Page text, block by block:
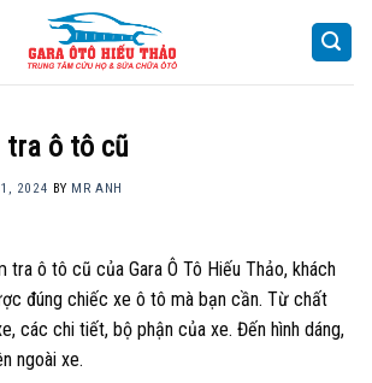
tra ô tô cũ
2024 BY MR ANH
tra ô tô cũ của Gara Ô Tô Hiếu Thảo, khách
đúng chiếc xe ô tô mà bạn cần. Từ chất
các chi tiết, bộ phận của xe. Đến hình dáng,
ngoài xe.